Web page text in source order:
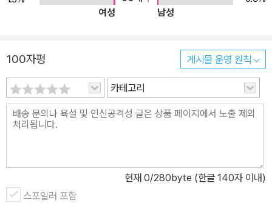
여성
남성
100자평 게시물 운영 원칙
카테고리
현재 0/280byte (한글 140자 이내)
스포일러 포함